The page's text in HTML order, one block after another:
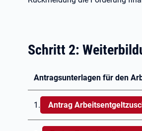
Schritt 2:
Antragsunterlagen für den
1. Antrag